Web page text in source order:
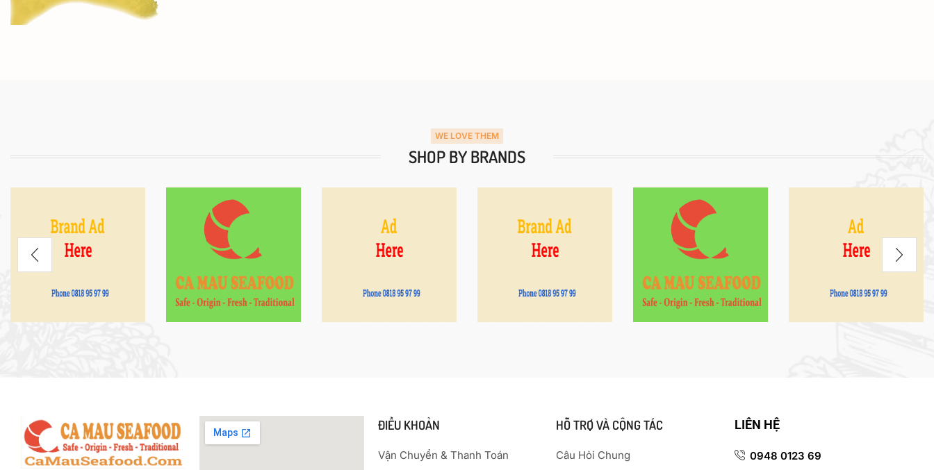
WE LOVE THEM
SHOP BY BRANDS
ĐIỀU KHOẢN
Vận Chuyển & Thanh Toán
HỖ TRỢ VÀ CỘNG TÁC
Câu Hỏi Chung
LIÊN HỆ
0948 0123 69